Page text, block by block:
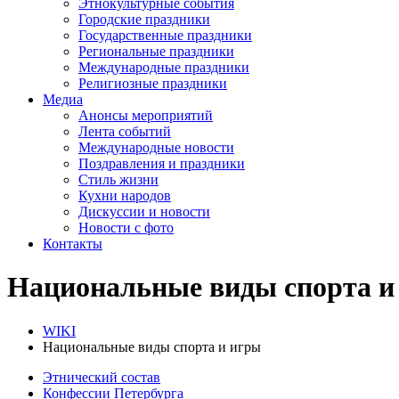
Этнокультурные события
Городские праздники
Государственные праздники
Региональные праздники
Международные праздники
Религиозные праздники
Медиа
Анонсы мероприятий
Лента событий
Международные новости
Поздравления и праздники
Cтиль жизни
Кухни народов
Дискуссии и новости
Новости с фото
Контакты
Национальные виды спорта
WIKI
Национальные виды спорта и игры
Этнический состав
Конфессии Петербурга